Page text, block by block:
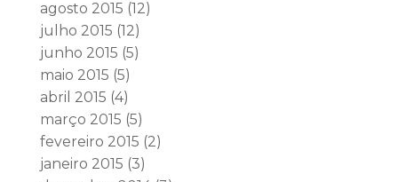
agosto 2015 (12)
julho 2015 (12)
junho 2015 (5)
maio 2015 (5)
abril 2015 (4)
março 2015 (5)
fevereiro 2015 (2)
janeiro 2015 (3)